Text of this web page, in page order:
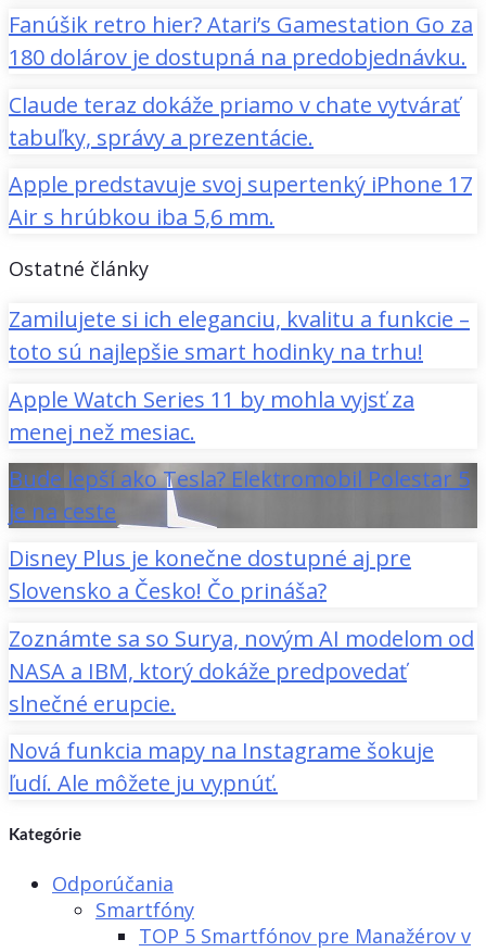
Fanúšik retro hier? Atari’s Gamestation Go za
180 dolárov je dostupná na predobjednávku.
Claude teraz dokáže priamo v chate vytvárať
tabuľky, správy a prezentácie.
Apple predstavuje svoj supertenký iPhone 17
Air s hrúbkou iba 5,6 mm.
Ostatné články
Zamilujete si ich eleganciu, kvalitu a funkcie –
toto sú najlepšie smart hodinky na trhu!
Apple Watch Series 11 by mohla vyjsť za
menej než mesiac.
Bude lepší ako Tesla? Elektromobil Polestar 5
je na ceste
Disney Plus je konečne dostupné aj pre
Slovensko a Česko! Čo prináša?
Zoznámte sa so Surya, novým AI modelom od
NASA a IBM, ktorý dokáže predpovedať
slnečné erupcie.
Nová funkcia mapy na Instagrame šokuje
ľudí. Ale môžete ju vypnúť.
Kategórie
Odporúčania
Smartfóny
TOP 5 Smartfónov pre Manažérov v